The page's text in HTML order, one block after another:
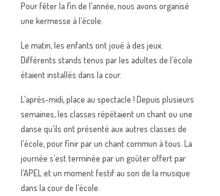
Pour fêter la fin de l’année, nous avons organisé
une kermesse à l’école.
Le matin, les enfants ont joué à des jeux.
Différents stands tenus par les adultes de l’école
étaient installés dans la cour.
L’après-midi, place au spectacle ! Depuis plusieurs
semaines, les classes répétaient un chant ou une
danse qu’ils ont présenté aux autres classes de
l’école, pour finir par un chant commun à tous. La
journée s’est terminée par un goûter offert par
l’APEL et un moment festif au son de la musique
dans la cour de l’école.